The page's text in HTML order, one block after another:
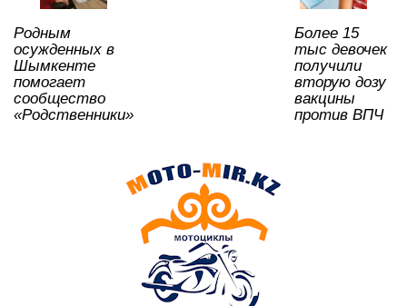
k
Родным
осужденных в
Шымкенте
помогает
сообщество
«Родственники»
Более 15
тыс девочек
получили
вторую дозу
вакцины
против ВПЧ